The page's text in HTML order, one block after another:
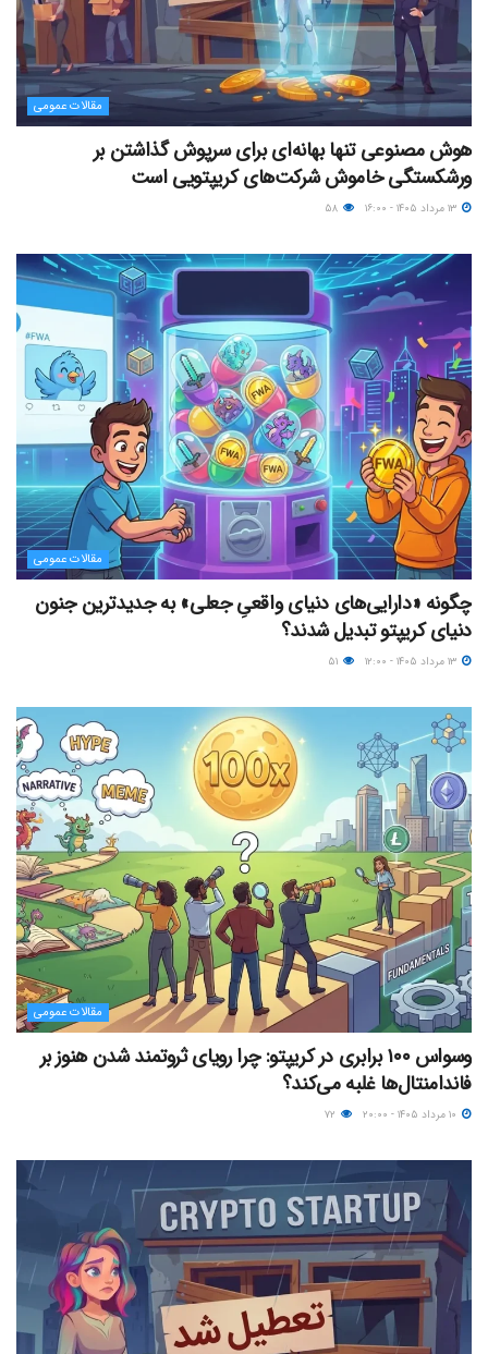
مقالات عمومی
هوش مصنوعی تنها بهانه‌ای برای سرپوش گذاشتن بر
ورشکستگی خاموش شرکت‌های کریپتویی است
مقالات عمومی
چگونه «دارایی‌های دنیای واقعیِ جعلی» به جدیدترین جنون
دنیای کریپتو تبدیل شدند؟
مقالات عمومی
وسواس ۱۰۰ برابری در کریپتو: چرا رویای ثروتمند شدن هنوز بر
فاندامنتال‌ها غلبه می‌کند؟